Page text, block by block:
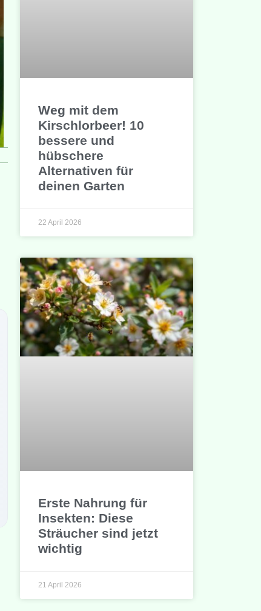
Weg mit dem
Kirschlorbeer! 10
bessere und
hübschere
Alternativen für
deinen Garten
22 April 2026
Erste Nahrung für
Insekten: Diese
Sträucher sind jetzt
wichtig
21 April 2026